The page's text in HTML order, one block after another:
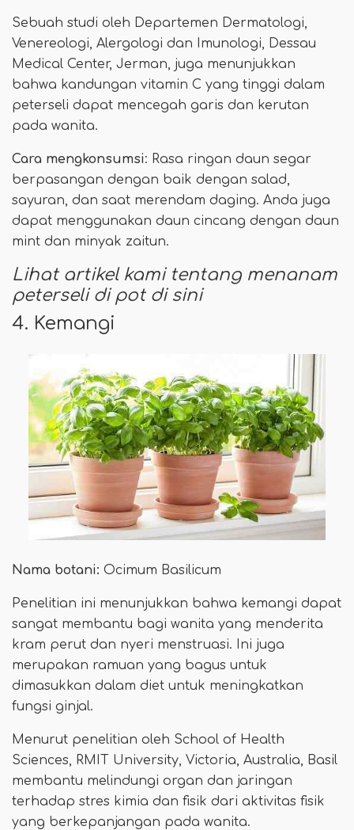
Sebuah studi oleh Departemen Dermatologi,
Venereologi, Alergologi dan Imunologi, Dessau
Medical Center, Jerman, juga menunjukkan
bahwa kandungan vitamin C yang tinggi dalam
peterseli dapat mencegah garis dan kerutan
pada wanita.
Cara mengkonsumsi: Rasa ringan daun segar
berpasangan dengan baik dengan salad,
sayuran, dan saat merendam daging. Anda juga
dapat menggunakan daun cincang dengan daun
mint dan minyak zaitun.
Lihat artikel kami tentang menanam
peterseli di pot di sini
4. Kemangi
Nama botani: Ocimum Basilicum
Penelitian ini menunjukkan bahwa kemangi dapat
sangat membantu bagi wanita yang menderita
kram perut dan nyeri menstruasi. Ini juga
merupakan ramuan yang bagus untuk
dimasukkan dalam diet untuk meningkatkan
fungsi ginjal.
Menurut penelitian oleh School of Health
Sciences, RMIT University, Victoria, Australia, Basil
membantu melindungi organ dan jaringan
terhadap stres kimia dan fisik dari aktivitas fisik
yang berkepanjangan pada wanita.